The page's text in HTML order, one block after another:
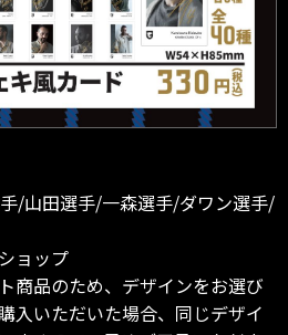
手/山田選手/一森選手/ダワン選手/
ョップ
商品のため、デザインをお選び
入いただいた場合、同じデザイ